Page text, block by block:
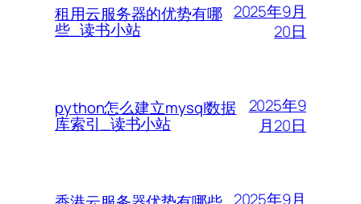
租用云服务器的优势有哪
些_读书小站
2025年9月
20日
python怎么建立mysql数据
库索引_读书小站
2025年9
月20日
2025年9月